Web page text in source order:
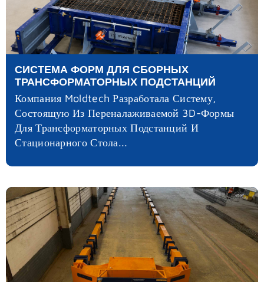
СИСТЕМА ФОРМ ДЛЯ СБОРНЫХ
ТРАНСФОРМАТОРНЫХ ПОДСТАНЦИЙ
Компания Moldtech Разработала Систему,
Состоящую Из Переналаживаемой 3D-Формы
Для Трансформаторных Подстанций И
Стационарного Стола...